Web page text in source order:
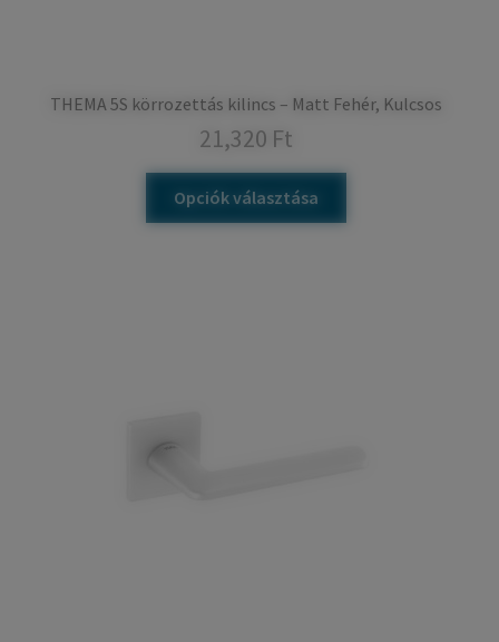
THEMA 5S körrozettás kilincs – Matt Fehér, Kulcsos
21,320 Ft
Opciók választása